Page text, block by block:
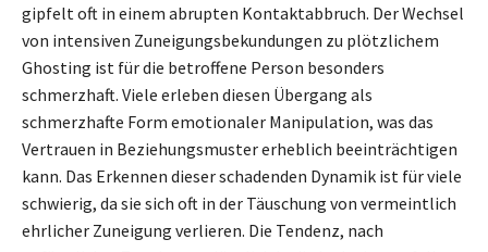
gipfelt oft in einem abrupten Kontaktabbruch. Der Wechsel
von intensiven Zuneigungsbekundungen zu plötzlichem
Ghosting ist für die betroffene Person besonders
schmerzhaft. Viele erleben diesen Übergang als
schmerzhafte Form emotionaler Manipulation, was das
Vertrauen in Beziehungsmuster erheblich beeinträchtigen
kann. Das Erkennen dieser schadenden Dynamik ist für viele
schwierig, da sie sich oft in der Täuschung von vermeintlich
ehrlicher Zuneigung verlieren. Die Tendenz, nach